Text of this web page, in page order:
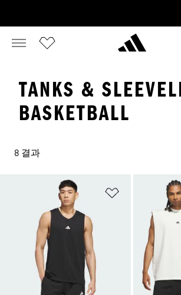
TANKS &
BASKETBALL
8 결과
위시리스트 담